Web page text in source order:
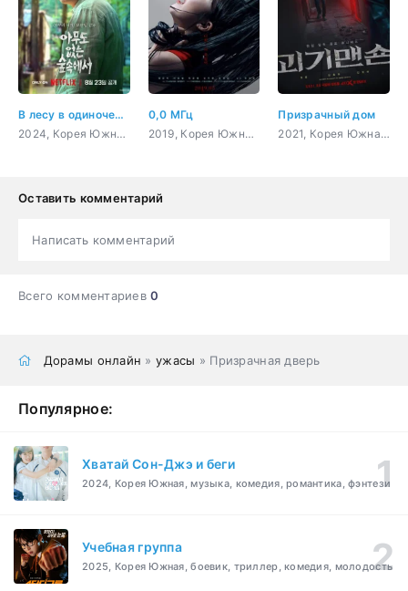
В лесу в одиночестве
2024, Корея Южная, триллер, мистика, психология, драма
0,0 МГц
2019, Корея Южная, мистика, ужасы, сверхъестественное
Призрачный дом
2021, Корея Южная, триллер, мистика, ужасы, сверхъестественное
Оставить комментарий
Написать комментарий
Всего комментариев0
Дорамы онлайн »ужасы » Призрачная дверь
Популярное:
Хватай Сон-Джэ и беги
2024, Корея Южная, музыка, комедия, романтика, фэнтези
Учебная группа
2025, Корея Южная, боевик, триллер, комедия, молодость